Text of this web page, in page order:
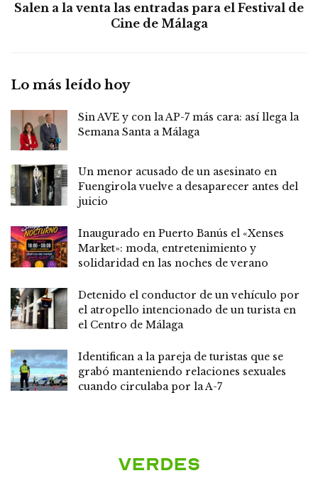
Salen a la venta las entradas para el Festival de
Cine de Málaga
Lo más leído hoy
Sin AVE y con la AP-7 más cara: así llega la
Semana Santa a Málaga
Un menor acusado de un asesinato en
Fuengirola vuelve a desaparecer antes del
juicio
Inaugurado en Puerto Banús el «Xenses
Market»: moda, entretenimiento y
solidaridad en las noches de verano
Detenido el conductor de un vehículo por
el atropello intencionado de un turista en
el Centro de Málaga
Identifican a la pareja de turistas que se
grabó manteniendo relaciones sexuales
cuando circulaba por la A-7